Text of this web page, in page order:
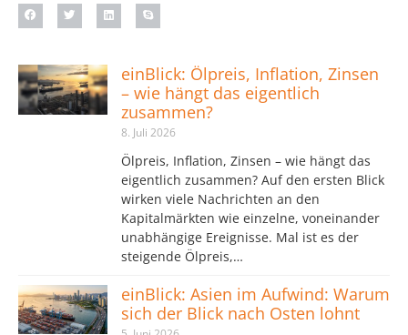
einBlick: Ölpreis, Inflation, Zinsen
– wie hängt das eigentlich
zusammen?
8. Juli 2026
Ölpreis, Inflation, Zinsen – wie hängt das
eigentlich zusammen? Auf den ersten Blick
wirken viele Nachrichten an den
Kapitalmärkten wie einzelne, voneinander
unabhängige Ereignisse. Mal ist es der
steigende Ölpreis,…
einBlick: Asien im Aufwind: Warum
sich der Blick nach Osten lohnt